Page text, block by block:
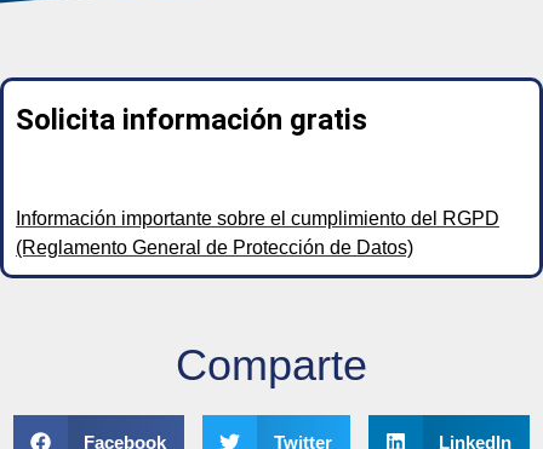
Solicita información gratis
Información importante sobre el cumplimiento del RGPD
(Reglamento General de Protección de Datos)
Comparte
Facebook Twitter LinkedIn